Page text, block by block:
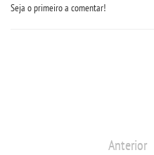
Seja o primeiro a comentar!
Anterior